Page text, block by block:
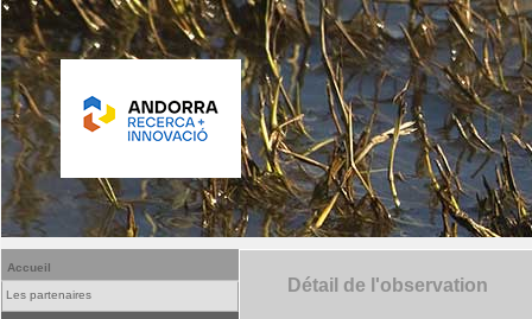
Accueil
Les partenaires Détail de l'observation